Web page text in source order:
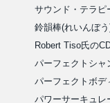
サウンド・テラピ
鈴韻棒(れいんぼ
Robert Tiso氏の
パーフェクトシャ
パーフェクトボデ
パワーサーキュレ